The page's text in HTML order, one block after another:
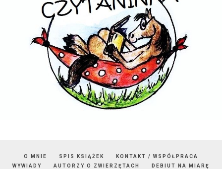
O MNIE SPIS KSIĄŻEK
KONTAKT / WSPÓŁPRACA
WYWIADY
AUTORZY O ZWIERZĘTACH
DEBIUT NA MIARĘ